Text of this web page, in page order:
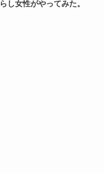
らし女性がやってみた。